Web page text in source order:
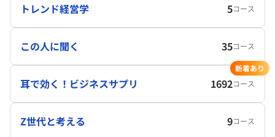
トレンド経営学 5コース
この人に聞く 35コース
耳で効く！ビジネスサプリ 1692コース
新着あり
Z世代と考える 9コース